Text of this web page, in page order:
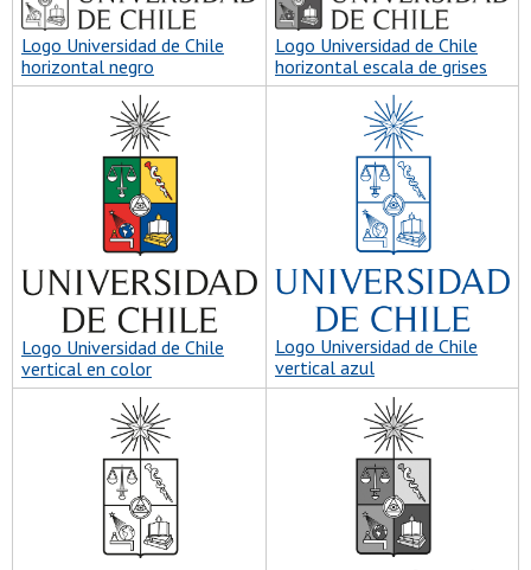
Logo Universidad de Chile
horizontal negro
Logo Universidad de Chile
horizontal escala de grises
Logo Universidad de Chile
vertical en color
Logo Universidad de Chile
vertical azul